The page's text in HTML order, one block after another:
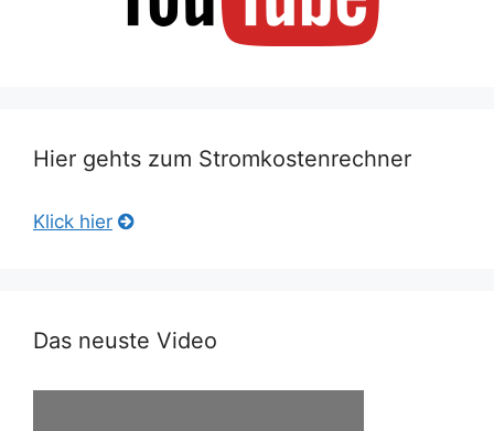
Hier gehts zum Stromkostenrechner
Klick hier
Das neuste Video